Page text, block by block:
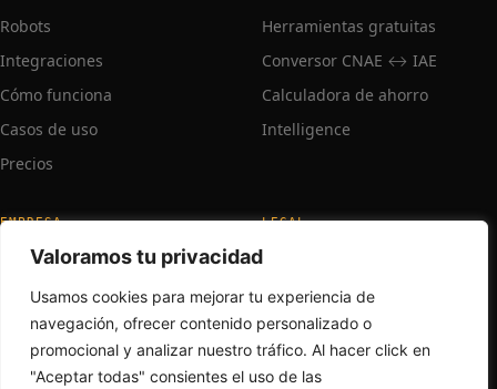
Valoramos tu privacidad
Usamos cookies para mejorar tu experiencia de
navegación, ofrecer contenido personalizado o
promocional y analizar nuestro tráfico. Al hacer click en
"Aceptar todas" consientes el uso de las
Robots
Integraciones
Cómo funciona
Casos de uso
Precios
Herramientas gratuitas
Conversor CNAE ↔ IAE
Calculadora de ahorro
Intelligence
EMPRESA
Sobre nosotros
Trabaja con nosotros
Contacto
Soporte
LEGAL
Aviso legal
Privacidad